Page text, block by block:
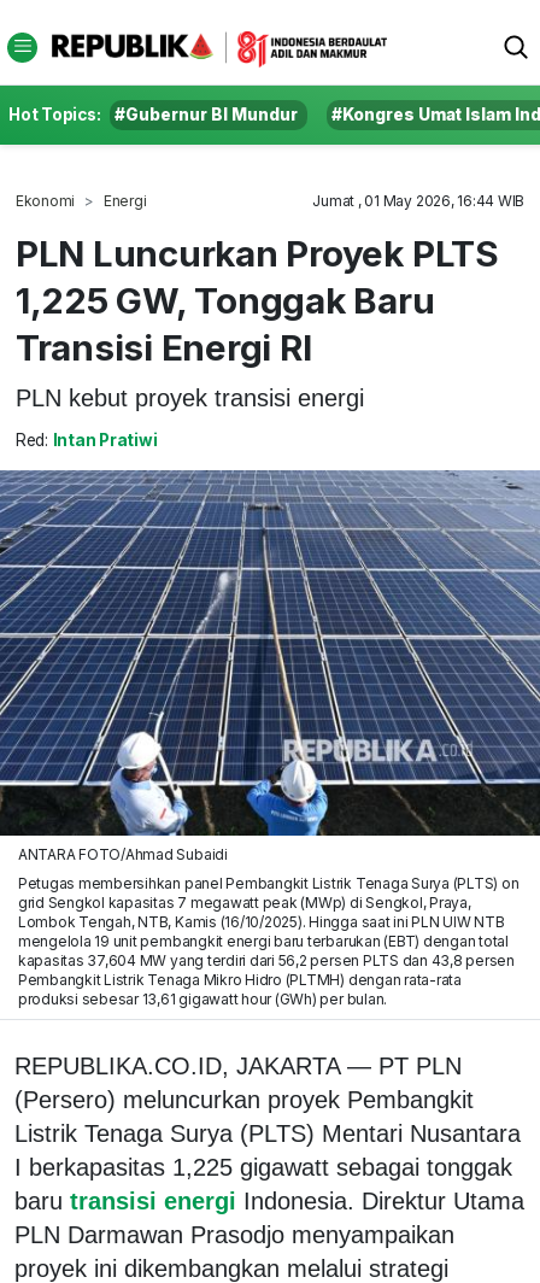
Hot Topics: #Gubernur BI Mundur #Kongres Umat Islam
Ekonomi Energi Jumat , 01 May 2026, 16:44 WIB
PLN Luncurkan Proyek PLTS
1,225 GW, Tonggak Baru
Transisi Energi RI
PLN kebut proyek transisi energi
Red: Intan Pratiwi
ANTARA FOTO/Ahmad Subaidi
Petugas membersihkan panel Pembangkit Listrik Tenaga Surya (PLTS) on
grid Sengkol kapasitas 7 megawatt peak (MWp) di Sengkol, Praya,
Lombok Tengah, NTB, Kamis (16/10/2025). Hingga saat ini PLN UIW NTB
mengelola 19 unit pembangkit energi baru terbarukan (EBT) dengan total
kapasitas 37,604 MW yang terdiri dari 56,2 persen PLTS dan 43,8 persen
Pembangkit Listrik Tenaga Mikro Hidro (PLTMH) dengan rata-rata
produksi sebesar 13,61 gigawatt hour (GWh) per bulan.
REPUBLIKA.CO.ID, JAKARTA — PT PLN
(Persero) meluncurkan proyek Pembangkit
Listrik Tenaga Surya (PLTS) Mentari Nusantara
I berkapasitas 1,225 gigawatt sebagai tonggak
baru transisi energi Indonesia. Direktur Utama
PLN Darmawan Prasodjo menyampaikan
proyek ini dikembangkan melalui strategi